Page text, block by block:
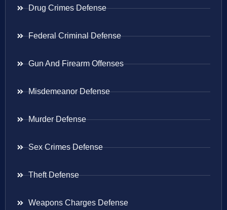
Drug Crimes Defense
Federal Criminal Defense
Gun And Firearm Offenses
Misdemeanor Defense
Murder Defense
Sex Crimes Defense
Theft Defense
Weapons Charges Defense